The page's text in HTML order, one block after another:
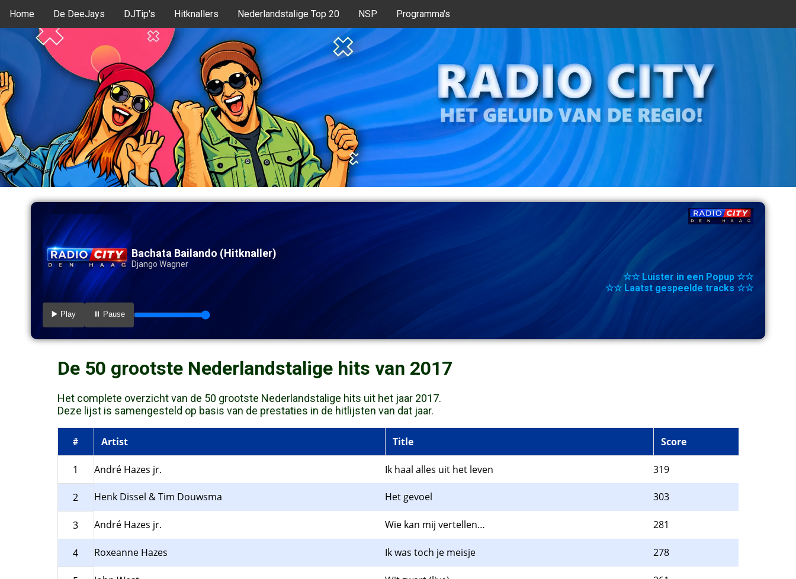
Home De DeeJays DJTip's Hitknallers Nederlandstalige Top 20 NSP Programma's
Bachata Bailando (Hitknaller)
Django Wagner
▶️ Play ⏸️ Pause
☆☆ Luister in een Popup ☆☆
☆☆ Laatst gespeelde tracks ☆☆
De 50 grootste Nederlandstalige hits van 2017
Het complete overzicht van de 50 grootste Nederlandstalige hits uit het jaar 2017.
Deze lijst is samengesteld op basis van de prestaties in de hitlijsten van dat jaar.
# Artist Title Score
1 André Hazes jr. Ik haal alles uit het leven 319
2 Henk Dissel & Tim Douwsma Het gevoel 303
3 André Hazes jr. Wie kan mij vertellen… 281
4 Roxeanne Hazes Ik was toch je meisje 278